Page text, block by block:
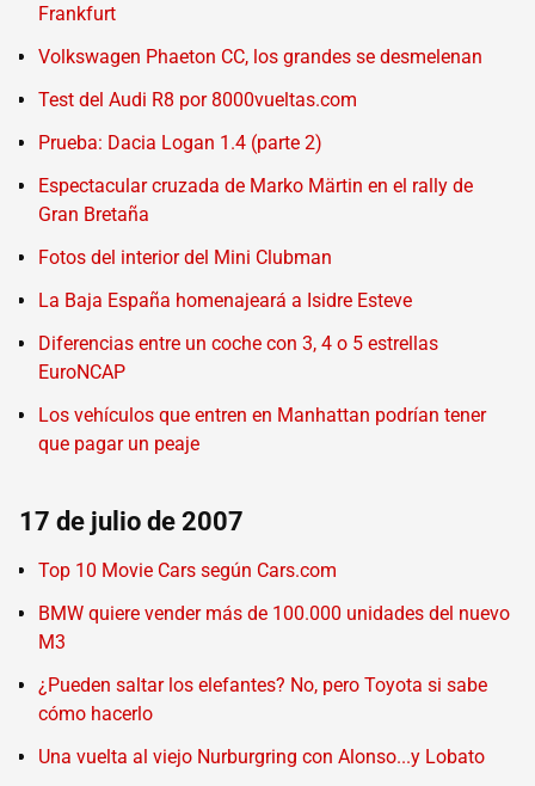
Frankfurt
Volkswagen Phaeton CC, los grandes se desmelenan
Test del Audi R8 por 8000vueltas.com
Prueba: Dacia Logan 1.4 (parte 2)
Espectacular cruzada de Marko Märtin en el rally de
Gran Bretaña
Fotos del interior del Mini Clubman
La Baja España homenajeará a Isidre Esteve
Diferencias entre un coche con 3, 4 o 5 estrellas
EuroNCAP
Los vehículos que entren en Manhattan podrían tener
que pagar un peaje
17 de julio de 2007
Top 10 Movie Cars según Cars.com
BMW quiere vender más de 100.000 unidades del nuevo
M3
¿Pueden saltar los elefantes? No, pero Toyota si sabe
cómo hacerlo
Una vuelta al viejo Nurburgring con Alonso...y Lobato